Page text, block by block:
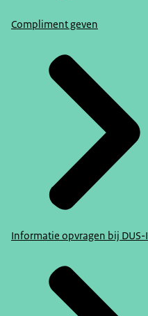
Compliment geven
Informatie opvragen bij DUS-I